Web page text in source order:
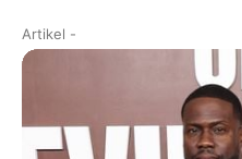
Artikel -